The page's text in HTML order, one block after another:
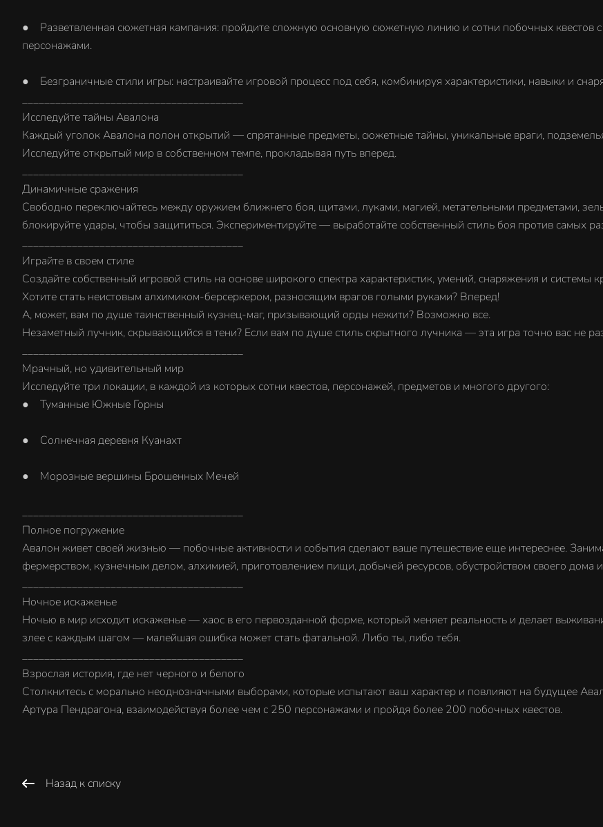
● Разветвленная сюжетная кампания: пройдите сложную основную сюжетную линию и сотни побочных квестов
персонажами.
● Безграничные стили игры: настраивайте игровой процесс под себя, комбинируя характеристики, навыки и
________________________________________
Исследуйте тайны Авалона
Каждый уголок Авалона полон открытий — спрятанные предметы, сюжетные тайны, уникальные враги,
Исследуйте открытый мир в собственном темпе, прокладывая путь вперед.
________________________________________
Динамичные сражения
Свободно переключайтесь между оружием ближнего боя, щитами, луками, магией, метательными предметами,
блокируйте удары, чтобы защититься. Экспериментируйте — выработайте собственный стиль боя против самых
________________________________________
Играйте в своем стиле
Создайте собственный игровой стиль на основе широкого спектра характеристик, умений, снаряжения и системы
Хотите стать неистовым алхимиком-берсеркером, разносящим врагов голыми руками? Вперед!
А, может, вам по душе таинственный кузнец-маг, призывающий орды нежити? Возможно все.
Незаметный лучник, скрывающийся в тени? Если вам по душе стиль скрытного лучника — эта игра точно вас не
________________________________________
Мрачный, но удивительный мир
Исследуйте три локации, в каждой из которых сотни квестов, персонажей, предметов и многого другого:
● Туманные Южные Горны
● Солнечная деревня Куанахт
● Морозные вершины Брошенных Мечей
________________________________________
Полное погружение
Авалон живет своей жизнью — побочные активности и события сделают ваше путешествие еще интереснее.
фермерством, кузнечным делом, алхимией, приготовлением пищи, добычей ресурсов, обустройством своего дома
________________________________________
Ночное искаженье
Ночью в мир исходит искаженье — хаос в его первозданной форме, который меняет реальность и делает
злее с каждым шагом — малейшая ошибка может стать фатальной. Либо ты, либо тебя.
________________________________________
Взрослая история, где нет черного и белого
Столкнитесь с морально неоднозначными выборами, которые испытают ваш характер и повлияют на будущее
Артура Пендрагона, взаимодействуя более чем с 250 персонажами и пройдя более 200 побочных квестов.
Назад к списку